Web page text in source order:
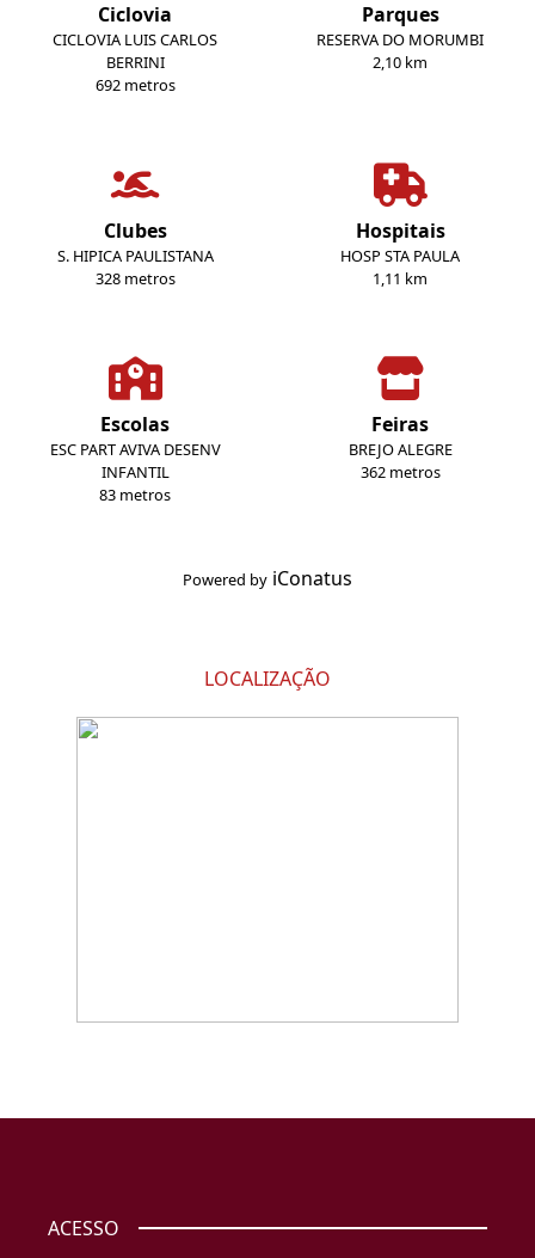
Ciclovia
CICLOVIA LUIS CARLOS
BERRINI
692 metros
Parques
RESERVA DO MORUMBI
2,10 km
Clubes
S. HIPICA PAULISTANA
328 metros
Hospitais
HOSP STA PAULA
1,11 km
Escolas
ESC PART AVIVA DESENV
INFANTIL
83 metros
Feiras
BREJO ALEGRE
362 metros
Powered by iConatus
LOCALIZAÇÃO
ACESSO